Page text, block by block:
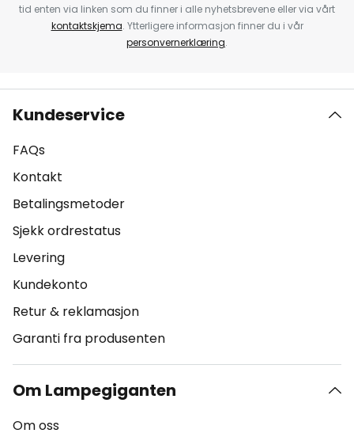
tid enten via linken som du finner i alle nyhetsbrevene eller via vårt
kontaktskjema. Ytterligere informasjon finner du i vår
personvernerklæring.
Kundeservice
FAQs
Kontakt
Betalingsmetoder
Sjekk ordrestatus
Levering
Kundekonto
Retur & reklamasjon
Garanti fra produsenten
Om Lampegiganten
Om oss